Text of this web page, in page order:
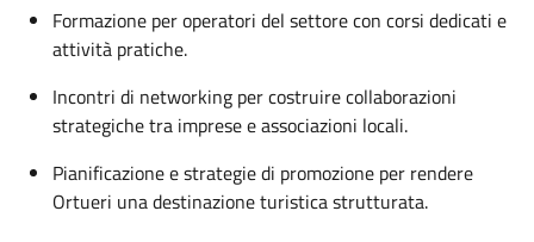
Formazione per operatori del settore con corsi dedicati e
attività pratiche.
Incontri di networking per costruire collaborazioni
strategiche tra imprese e associazioni locali.
Pianificazione e strategie di promozione per rendere
Ortueri una destinazione turistica strutturata.